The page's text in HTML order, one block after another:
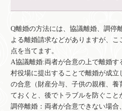
Q離婚の方法には、協議離婚、調停
よる離婚請求などがありますが、
点を当てます。
A協議離婚:両者が合意の上で離婚
村役場に提出することで離婚が成
の合意（財産分与、子供の親権、養
ておくと、後でトラブルを防ぐこと
調停離婚：両者が合意できない場合